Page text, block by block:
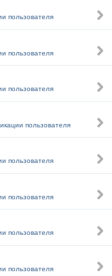
пользователя
пользователя
пользователя
пользователя
пользователя
пользователя
пользователя
пользователя